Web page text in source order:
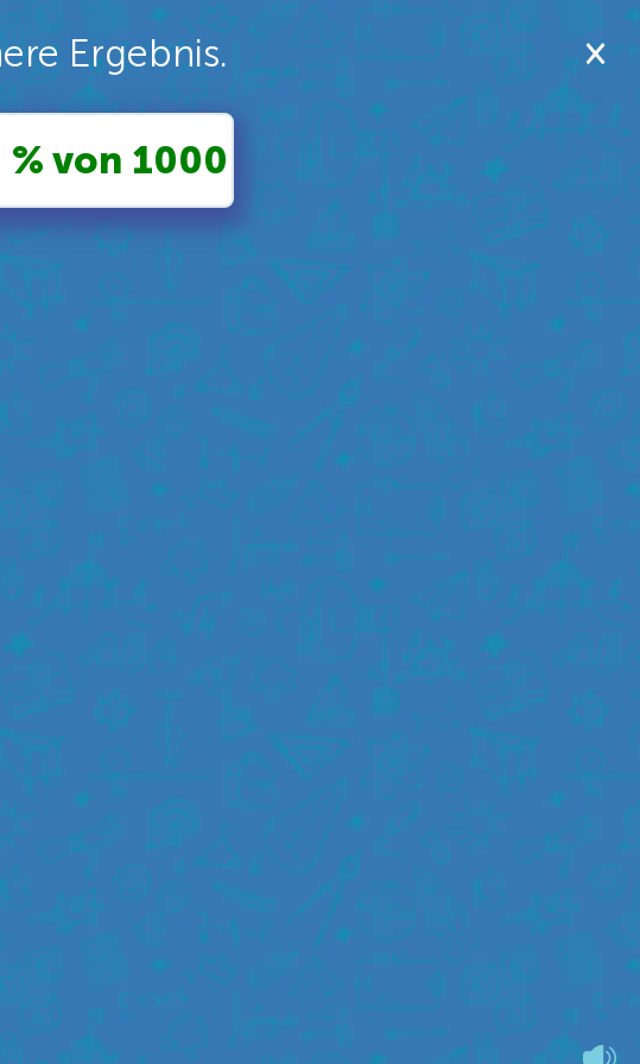
Ergebnis.
% von 1000